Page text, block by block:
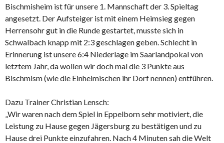
Bischmisheim ist für unsere 1. Mannschaft der 3. Spieltag
angesetzt. Der Aufsteiger ist mit einem Heimsieg gegen
Herrensohr gut in die Runde gestartet, musste sich in
Schwalbach knapp mit 2:3 geschlagen geben. Schlecht in
Erinnerung ist unsere 6:4 Niederlage im Saarlandpokal von
letztem Jahr, da wollen wir doch mal die 3 Punkte aus
Bischmism (wie die Einheimischen ihr Dorf nennen) entführen.
Dazu Trainer Christian Lensch:
„Wir waren nach dem Spiel in Eppelborn sehr motiviert, die
Leistung zu Hause gegen Jägersburg zu bestätigen und zu
Hause drei Punkte einzufahren. Nach 4 Minuten sah die Welt